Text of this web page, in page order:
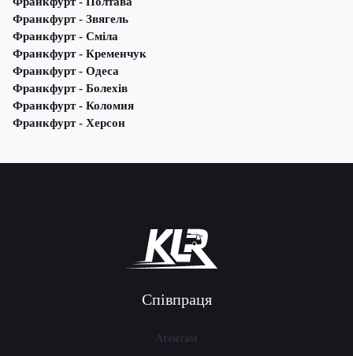
Франкфурт - Звягель
Франкфурт - Сміла
Франкфурт - Кременчук
Франкфурт - Одеса
Франкфурт - Болехів
Франкфурт - Коломия
Франкфурт - Херсон
Співпраця
Агентам